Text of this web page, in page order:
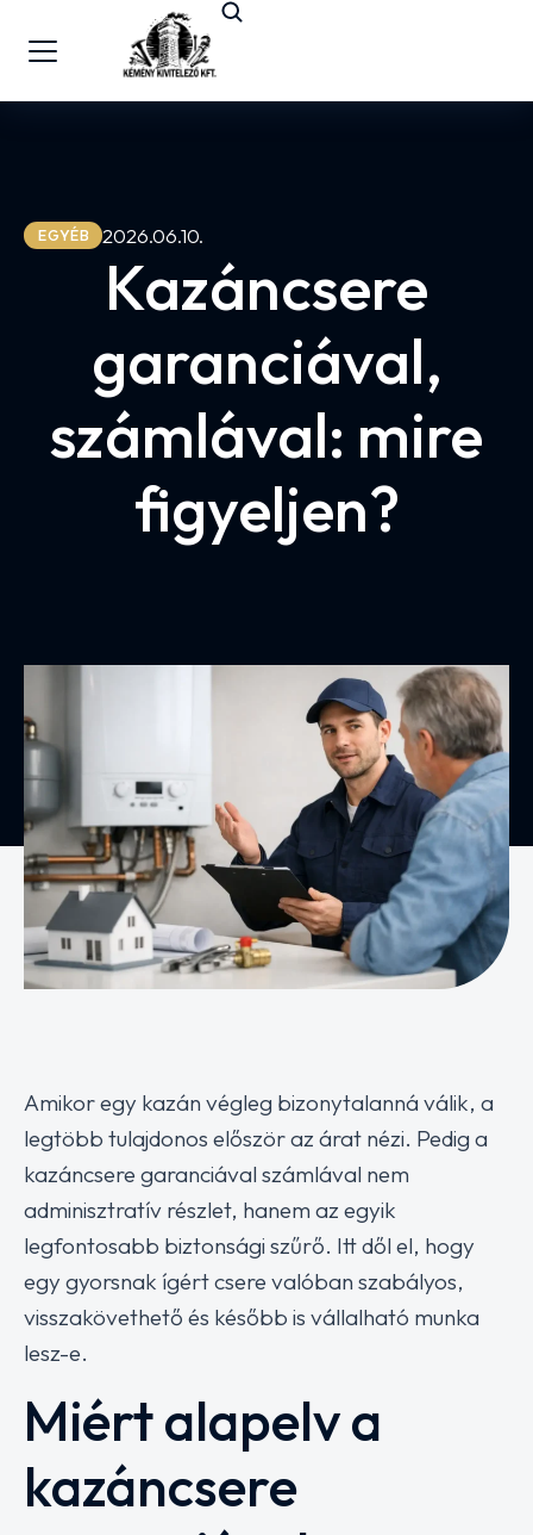
EGYÉB 2026.06.10.
Kazáncsere
garanciával,
számlával: mire
figyeljen?
Amikor egy kazán végleg bizonytalanná válik, a
legtöbb tulajdonos először az árat nézi. Pedig a
kazáncsere garanciával számlával nem
adminisztratív részlet, hanem az egyik
legfontosabb biztonsági szűrő. Itt dől el, hogy
egy gyorsnak ígért csere valóban szabályos,
visszakövethető és később is vállalható munka
lesz-e.
Miért alapelv a
kazáncsere